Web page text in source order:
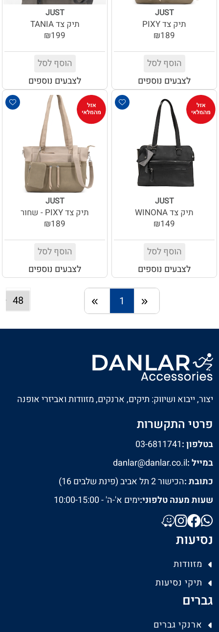
JUST
תיק צד PIXY
₪189
הוסף לסל
לצבעים נוספים
JUST
תיק צד TANIA
₪199
הוסף לסל
לצבעים נוספים
JUST
תיק צד WINONA
₪149
הוסף לסל
לצבעים נוספים
JUST
תיק צד PIXY - שחור
₪189
הוסף לסל
לצבעים נוספים
1
יצור, ייבוא ושיווק: תיקים, ארנקים, מזוודות ואביזרי אופנה
פרטי התקשרות
בטלפון :03-6811741
במייל :danlar@danlar.co.il
כתובת :הכישור 2 תל אביב (פינת שלבים 16)
שעות מענה טלפוני:ימים א'-ה' - 10:00-15:00
נסיעות
מזוודות
תיקי נסיעות
גברים
ארנקי גברים